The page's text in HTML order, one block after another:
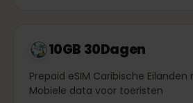
10GB 30Dagen
Prepaid eSIM Caribische Eilanden
Mobiele data voor toeristen